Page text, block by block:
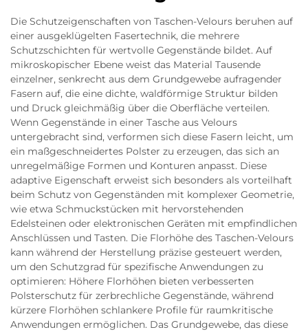
Die Schutzeigenschaften von Taschen-Velours beruhen auf
einer ausgeklügelten Fasertechnik, die mehrere
Schutzschichten für wertvolle Gegenstände bildet. Auf
mikroskopischer Ebene weist das Material Tausende
einzelner, senkrecht aus dem Grundgewebe aufragender
Fasern auf, die eine dichte, waldförmige Struktur bilden
und Druck gleichmäßig über die Oberfläche verteilen.
Wenn Gegenstände in einer Tasche aus Velours
untergebracht sind, verformen sich diese Fasern leicht, um
ein maßgeschneidertes Polster zu erzeugen, das sich an
unregelmäßige Formen und Konturen anpasst. Diese
adaptive Eigenschaft erweist sich besonders als vorteilhaft
beim Schutz von Gegenständen mit komplexer Geometrie,
wie etwa Schmuckstücken mit hervorstehenden
Edelsteinen oder elektronischen Geräten mit empfindlichen
Anschlüssen und Tasten. Die Florhöhe des Taschen-Velours
kann während der Herstellung präzise gesteuert werden,
um den Schutzgrad für spezifische Anwendungen zu
optimieren: Höhere Florhöhen bieten verbesserten
Polsterschutz für zerbrechliche Gegenstände, während
kürzere Florhöhen schlankere Profile für raumkritische
Anwendungen ermöglichen. Das Grundgewebe, das diese